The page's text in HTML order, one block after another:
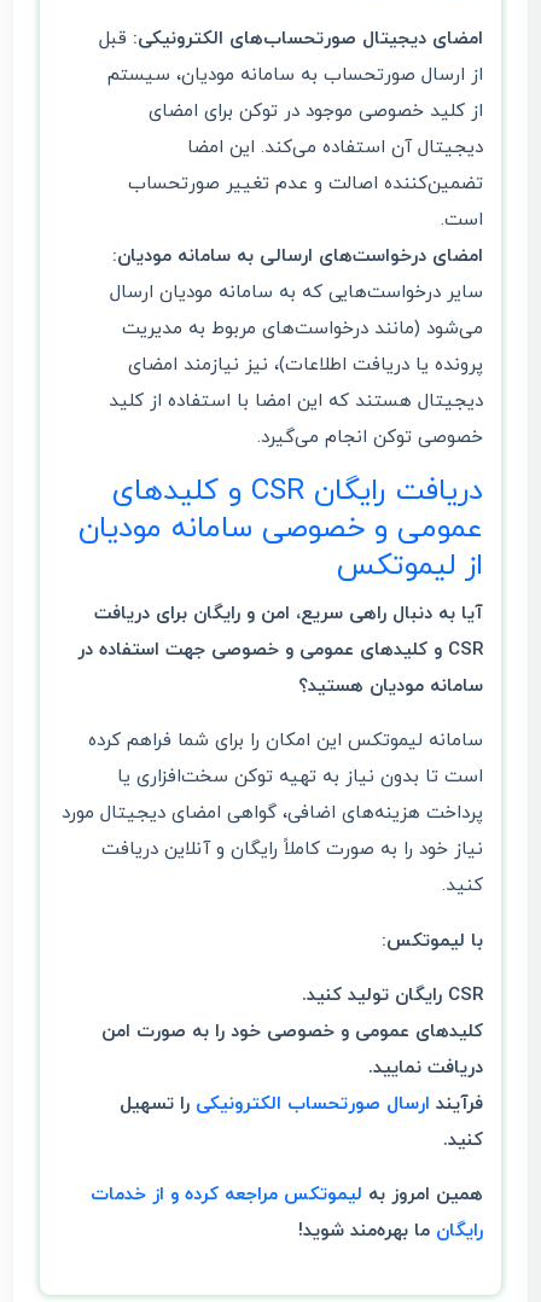
امضای دیجیتال صورتحساب‌های الکترونیکی: قبل
از ارسال صورتحساب به سامانه مودیان، سیستم
از کلید خصوصی موجود در توکن برای امضای
دیجیتال آن استفاده می‌کند. این امضا
تضمین‌کننده اصالت و عدم تغییر صورتحساب
است.
امضای درخواست‌های ارسالی به سامانه مودیان:
سایر درخواست‌هایی که به سامانه مودیان ارسال
می‌شود (مانند درخواست‌های مربوط به مدیریت
پرونده یا دریافت اطلاعات)، نیز نیازمند امضای
دیجیتال هستند که این امضا با استفاده از کلید
خصوصی توکن انجام می‌گیرد.
دریافت رایگان CSR و کلیدهای
عمومی و خصوصی سامانه مودیان
از لیموتکس
آیا به دنبال راهی سریع، امن و رایگان برای دریافت
CSR و کلیدهای عمومی و خصوصی جهت استفاده در
سامانه مودیان هستید؟
سامانه لیموتکس این امکان را برای شما فراهم کرده
است تا بدون نیاز به تهیه توکن سخت‌افزاری یا
پرداخت هزینه‌های اضافی، گواهی امضای دیجیتال مورد
نیاز خود را به صورت کاملاً رایگان و آنلاین دریافت
کنید.
با لیموتکس:
CSR رایگان تولید کنید.
کلیدهای عمومی و خصوصی خود را به صورت امن
دریافت نمایید.
فرآیند ارسال صورتحساب الکترونیکی را تسهیل
کنید.
همین امروز به لیموتکس مراجعه کرده و از خدمات
رایگان ما بهره‌مند شوید!